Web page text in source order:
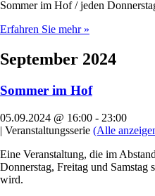
Sommer im Hof / jeden
Erfahren Sie mehr »
September 2024
Sommer im Hof
05.09.2024 @ 16:00 - 23:00
| Veranstaltungsserie (Alle
Eine Veranstaltung, die im
Donnerstag, Freitag und Samstag
wird.